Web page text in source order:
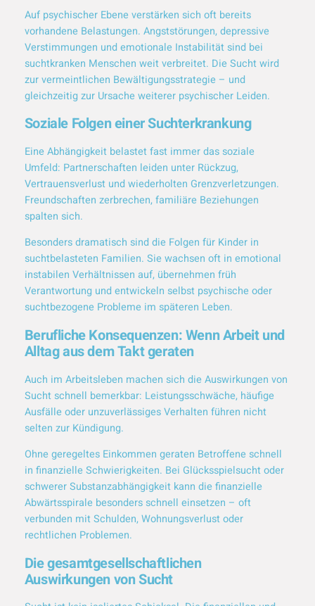
Auf psychischer Ebene verstärken sich oft bereits
vorhandene Belastungen. Angststörungen, depressive
Verstimmungen und emotionale Instabilität sind bei
suchtkranken Menschen weit verbreitet. Die Sucht wird
zur vermeintlichen Bewältigungsstrategie – und
gleichzeitig zur Ursache weiterer psychischer Leiden.
Soziale Folgen einer Suchterkrankung
Eine Abhängigkeit belastet fast immer das soziale
Umfeld: Partnerschaften leiden unter Rückzug,
Vertrauensverlust und wiederholten Grenzverletzungen.
Freundschaften zerbrechen, familiäre Beziehungen
spalten sich.
Besonders dramatisch sind die Folgen für Kinder in
suchtbelasteten Familien. Sie wachsen oft in emotional
instabilen Verhältnissen auf, übernehmen früh
Verantwortung und entwickeln selbst psychische oder
suchtbezogene Probleme im späteren Leben.
Berufliche Konsequenzen: Wenn Arbeit und
Alltag aus dem Takt geraten
Auch im Arbeitsleben machen sich die Auswirkungen von
Sucht schnell bemerkbar: Leistungsschwäche, häufige
Ausfälle oder unzuverlässiges Verhalten führen nicht
selten zur Kündigung.
Ohne geregeltes Einkommen geraten Betroffene schnell
in finanzielle Schwierigkeiten. Bei Glücksspielsucht oder
schwerer Substanzabhängigkeit kann die finanzielle
Abwärtsspirale besonders schnell einsetzen – oft
verbunden mit Schulden, Wohnungsverlust oder
rechtlichen Problemen.
Die gesamtgesellschaftlichen
Auswirkungen von Sucht